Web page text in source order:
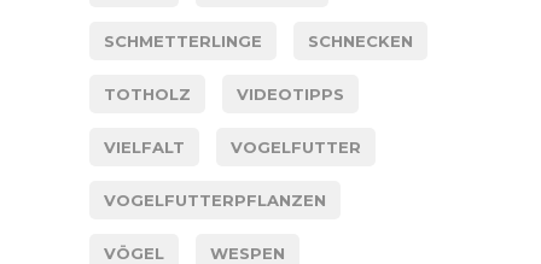
SCHMETTERLINGE SCHNECKEN
TOTHOLZ VIDEOTIPPS
VIELFALT VOGELFUTTER
VOGELFUTTERPFLANZEN
VÖGEL WESPEN